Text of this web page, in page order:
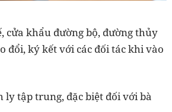
cửa khẩu đường bộ, đường thủy
đổi, ký kết với các đối tác khi vào
ly tập trung, đặc biệt đối với bà